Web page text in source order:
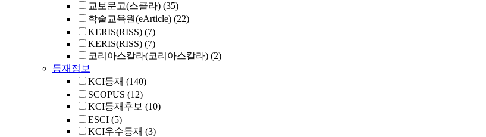
교보문고(스콜라) (35)
학술교육원(eArticle) (22)
KERIS(RISS) (7)
KERIS(RISS) (7)
코리아스칼라(코리아스칼라) (2)
등재정보
KCI등재 (140)
SCOPUS (12)
KCI등재후보 (10)
ESCI (5)
KCI우수등재 (3)